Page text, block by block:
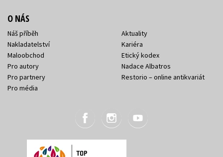
O NÁS
Náš příběh
Nakladatelství
Maloobchod
Pro autory
Pro partnery
Pro média
Aktuality
Kariéra
Etický kodex
Nadace Albatros
Restorio – online antikvariát